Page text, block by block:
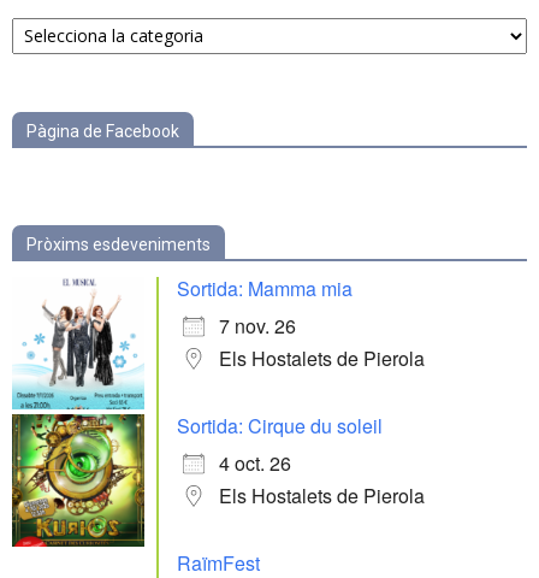
Notícies
per
Pàgina de Facebook
Pròxims esdeveniments
Sortida: Mamma mia
7 nov. 26
Els Hostalets de Pierola
Sortida: Cirque du soleil
4 oct. 26
Els Hostalets de Pierola
RaïmFest